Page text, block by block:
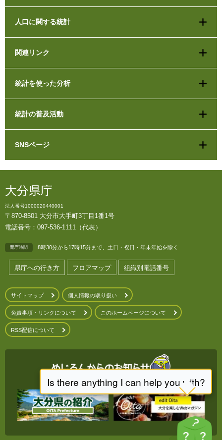
人口に関する統計
関連リンク
統計を使った分析
統計の普及活動
SNSページ
大分県庁
法人番号1000020440001
〒870-8501 大分市大手町3丁目1番1号
電話番号：097-536-1111（代表）
開庁時間 8時30分から17時15分まで、土日・祝日・年末年始を除く
県庁への行き方 フロアマップ 組織別電話番号
サイトマップ 個人情報の取り扱い
免責事項・リンクについて このホームページについて
RSS配信について